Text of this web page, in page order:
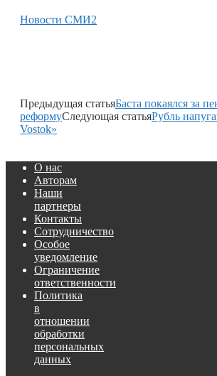
Новости СМИ2
Предыдущая статьяБаста покаялся за
реформуСледующая статьяРубль
Vostok»
О нас
Авторам
Наши
партнеры
Контакты
Сотрудничество
Особое
уведомление
Ограничение
ответственности
Политика
в
отношении
обработки
персональных
данных